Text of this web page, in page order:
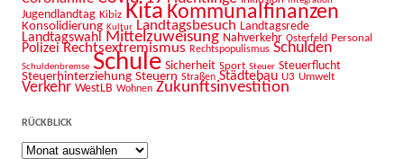
Jugendlandtag Kibiz Kita Kommunalfinanzen
Konsolidierung Kultur Landtagsbesuch Landtagsrede
Landtagswahl Mittelzuweisung Nahverkehr Osterfeld Personal
Polizei Rechtsextremismus Rechtspopulismus Schulden
Schuldenbremse Schule Sicherheit Sport Steuer Steuerflucht
Steuerhinterziehung Steuern Straßen Städtebau U3 Umwelt
Verkehr WestLB Wohnen Zukunftsinvestition
RÜCKBLICK
Rückblick